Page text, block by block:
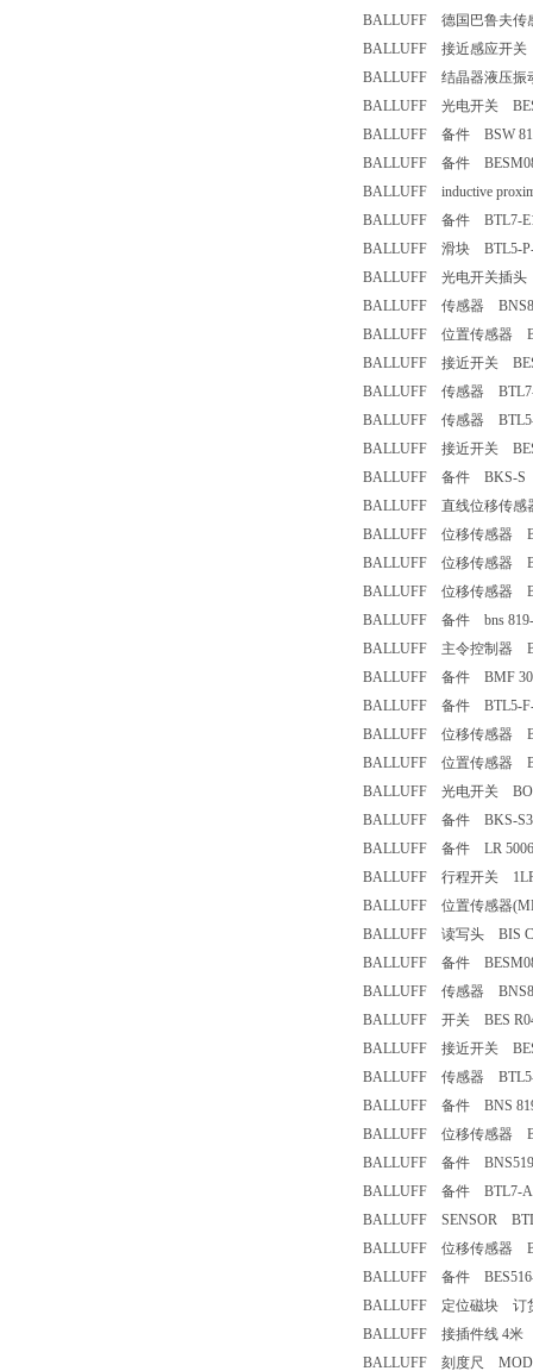
BALLUFF 德国巴鲁夫传
BALLUFF 接近感应开关
BALLUFF 结晶器液压振
BALLUFF 光电开关
BALLUFF 备件 BSW
BALLUFF 备件
BALLUFF inductive
BALLUFF 备件 BTL7-
BALLUFF 滑块 BTL5-P-
BALLUFF 光电开关插
BALLUFF 传感器
BALLUFF 位置传感器
BALLUFF 接近开关 BES
BALLUFF 传感器 BTL7-
BALLUFF 传感器 BTL5-
BALLUFF 接近开关
BALLUFF 备件 BKS-S
BALLUFF 直线位移传感
BALLUFF 位移传感器
BALLUFF 位移传感器
BALLUFF 位移传感器
BALLUFF 备件 bns 819-
BALLUFF 主令控制器
BALLUFF 备件 BMF
BALLUFF 备件 BTL5-F-
BALLUFF 位移传感器
BALLUFF 位置传感器
BALLUFF 光电开关
BALLUFF 备件 BKS-
BALLUFF 备件 LR
BALLUFF 行程开关 1LR
BALLUFF 位置传感器
BALLUFF 读写头 BIS C-
BALLUFF 备件
BALLUFF 传感器
BALLUFF 开关 BES
BALLUFF 接近开关
BALLUFF 传感器 BTL5-
BALLUFF 备件 BNS
BALLUFF 位移传感器
BALLUFF 备件 BNS519-
BALLUFF 备件 BTL7-
BALLUFF SENSOR
BALLUFF 位移传感器
BALLUFF 备件 BES516-
BALLUFF 定位磁块 订
BALLUFF 接插件线 4米
BALLUFF 刻度尺 MOD.